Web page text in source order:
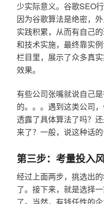
少实际意义。谷歌SEO
因为谷歌算法是绝密，
实践积累，从而有自己
和技术实施，最终靠实
栏目里，展示了众多真
效果。
有些公司张嘴就说自己
的。。。遇到这类公司
透露了具体算法了吗？
来了？一般，说这种话
第三步：考量投入
经过上面两步，挑选出
了。接下来，就是选择